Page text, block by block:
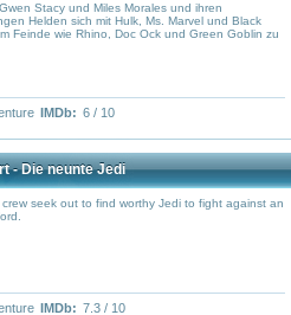
Stacy und Miles Morales und ihren
Helden sich mit Hulk, Ms. Marvel und Black
Feinde wie Rhino, Doc Ock und Green Goblin zu
IMDb: 6 / 10
- Die neunte Jedi
seek out to find worthy Jedi to fight against an
IMDb: 7.3 / 10